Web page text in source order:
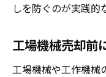
しを防ぐのが実践的
工場機械売却前
工場機械や工作機械